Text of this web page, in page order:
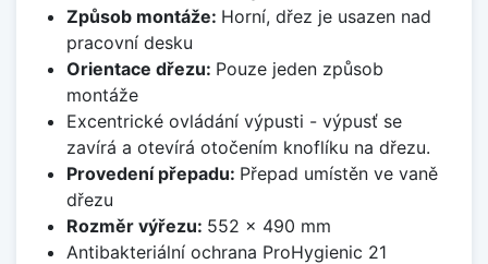
Způsob montáže: Horní, dřez je usazen nad
pracovní desku
Orientace dřezu: Pouze jeden způsob
montáže
Excentrické ovládání výpusti - výpusť se
zavírá a otevírá otočením knoflíku na dřezu.
Provedení přepadu: Přepad umístěn ve vaně
dřezu
Rozměr výřezu: 552 x 490 mm
Antibakteriální ochrana ProHygienic 21